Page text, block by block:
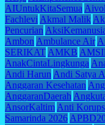
AIUntukKitaSemua
Fachlevi Akmal Malik
Pencurian
Ambon Ambulance Air
SERIKAT AMKB
AnakCintaLingkunga
Andi Harun Andi Satya
Anggaran Kesehatan
AnggaranDaerah
AnsorKaltim Anti
Samarinda 2026